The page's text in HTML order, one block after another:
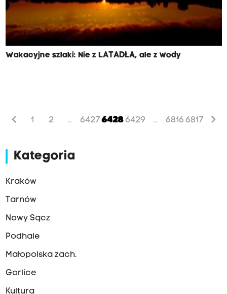
Wakacyjne szlaki: Nie z LATADŁA, ale z wody
chevron_left 1 2 ... 6427 6428 6429 ... 6816 6817 chevron_right
Kategoria
Kraków
Tarnów
Nowy Sącz
Podhale
Małopolska zach.
Gorlice
Kultura